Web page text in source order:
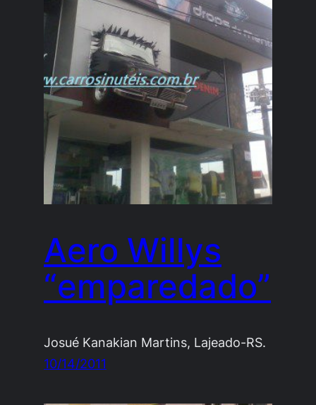
Aero Willys
“emparedado”
Josué Kanakian Martins, Lajeado-RS.
10/14/2011